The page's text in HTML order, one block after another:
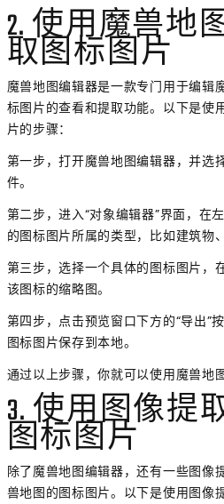
2. 使用魔兽地
取图标图片
魔兽地图编辑器是一款专门用于编辑
标图片的查看和提取功能。以下是使
片的步骤：
第一步，打开魔兽地图编辑器，并选
件。
第二步，进入“对象编辑器”界面，在
的图标图片所属的类型，比如建筑物
第三步，选择一个具体的图标图片，
该图标的缩略图。
第四步，点击预览窗口下方的“导出”
图标图片保存到本地。
通过以上步骤，你就可以使用魔兽地
3. 使用图像提
图标图片
除了魔兽地图编辑器，还有一些图像
兽地图的图标图片。以下是使用图像